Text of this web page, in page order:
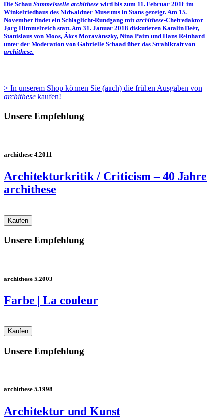
Die Schau Sammelstelle archithese wird bis zum 11. Februar 2018 im
Winkelriedhaus des Nidwaldner Museums in Stans gezeigt. Am 15.
November findet ein Schlaglicht-Rundgang mitarchithese-Chefredaktor
Jørg Himmelreich statt. Am 31. Januar 2018 diskutieren Katalin Deér,
Stanislaus von Moos, Ákos Moravánszky, Nina Paim und Hans Reinhard
unter der Moderation von Gabrielle Schaad über das Strahlkraft von
archithese.
> In unserem Shop können Sie (auch) die frühen Ausgaben von
archithese kaufen!
Unsere Empfehlung
archithese 4.2011
Architekturkritik / Criticism – 40 Jahre
archithese
Unsere Empfehlung
archithese 5.2003
Farbe | La couleur
Unsere Empfehlung
archithese 5.1998
Architektur und Kunst